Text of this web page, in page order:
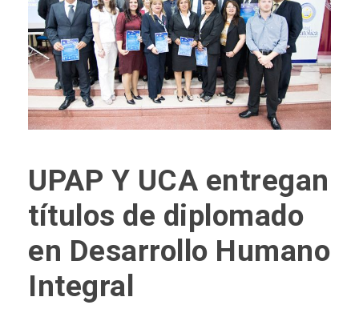
UPAP Y UCA entregan
títulos de diplomado
en Desarrollo Humano
Integral